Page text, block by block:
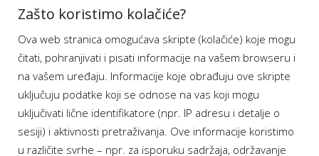
Aplikacije
Moj BH Telecom
Dostupnost usluga
Moja webTV
Aukcije BH Telecom
Zašto koristimo kolačiće?
Ova web stranica omogućava skripte (kolačiće) koje mogu
čitati, pohranjivati i pisati informacije na vašem browseru i
na vašem uređaju. Informacije koje obrađuju ove skripte
uključuju podatke koji se odnose na vas koji mogu
uključivati lične identifikatore (npr. IP adresu i detalje o
sesiji) i aktivnosti pretraživanja. Ove informacije koristimo
u različite svrhe – npr. za isporuku sadržaja, održavanje